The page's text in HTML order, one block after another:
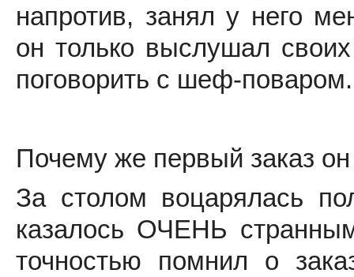
напротив, занял у него
он только выслушал
поговорить с шеф-поваром.
Почему же первый заказ
За столом воцарялась
казалось ОЧЕНЬ
точностью помнил о